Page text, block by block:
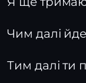
Чим далі
Тим далі ти